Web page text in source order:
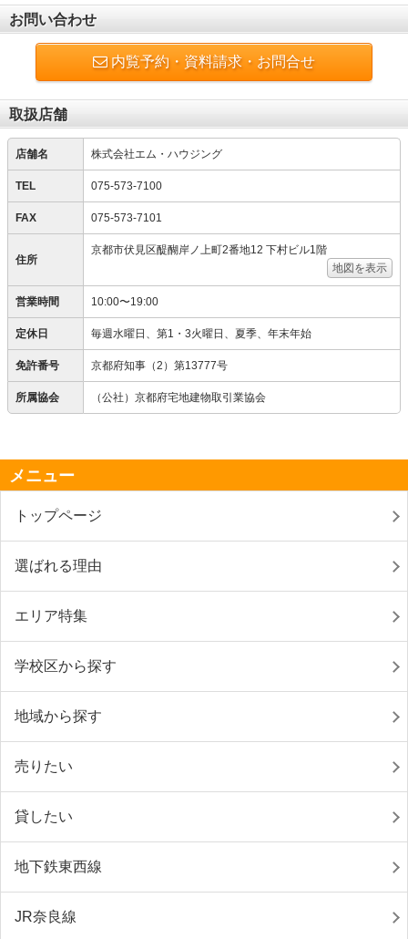
お問い合わせ
内覧予約・資料請求・お問合せ
取扱店舗
店舗名 株式会社エム・ハウジング
TEL 075-573-7100
FAX 075-573-7101
住所
京都市伏見区醍醐岸ノ上町2番地12 下村ビル1階
地図を表示
営業時間 10:00〜19:00
定休日 毎週水曜日、第1・3火曜日、夏季、年末年始
免許番号 京都府知事（2）第13777号
所属協会 （公社）京都府宅地建物取引業協会
メニュー
トップページ
選ばれる理由
エリア特集
学校区から探す
地域から探す
売りたい
貸したい
地下鉄東西線
JR奈良線